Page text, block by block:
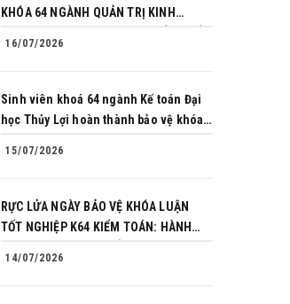
KHÓA 64 NGÀNH QUẢN TRỊ KINH
16/07/2026
Sinh viên khoá 64 ngành Kế toán Đại
học Thủy Lợi hoàn thành bảo vệ khóa
15/07/2026
RỰC LỬA NGÀY BẢO VỆ KHÓA LUẬN
TỐT NGHIỆP K64 KIỂM TOÁN: HÀNH
14/07/2026